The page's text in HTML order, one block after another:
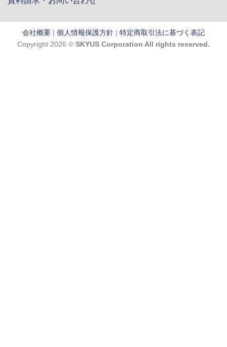
会社概要 | 個人情報保護方針 | 特定商取引法に基づく表記
Copyright 2026 © SKYUS Corporation All rights reserved.